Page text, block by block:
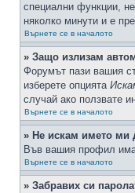
специални функции,
няколко минути и е
Върнете се в началото
» Защо излизам
Форумът пази вашия
изберете опцията
случай ако ползвате
Върнете се в началото
» Не искам името ми
Във вашия профил
Върнете се в началото
» Забравих си